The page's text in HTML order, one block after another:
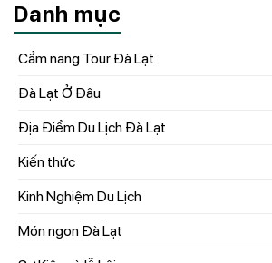
Danh mục
Cẩm nang Tour Đà Lạt
Đà Lạt Ở Đâu
Địa Điểm Du Lịch Đà Lạt
Kiến thức
Kinh Nghiệm Du Lịch
Món ngon Đà Lạt